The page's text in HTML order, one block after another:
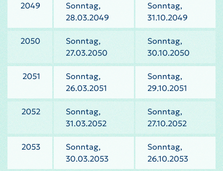
2049
Sonntag,
28.03.2049
Sonntag,
31.10.2049
2050
Sonntag,
27.03.2050
Sonntag,
30.10.2050
2051
Sonntag,
26.03.2051
Sonntag,
29.10.2051
2052
Sonntag,
31.03.2052
Sonntag,
27.10.2052
2053
Sonntag,
30.03.2053
Sonntag,
26.10.2053